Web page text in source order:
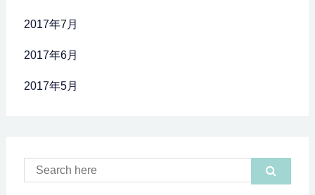
2017年7月
2017年6月
2017年5月